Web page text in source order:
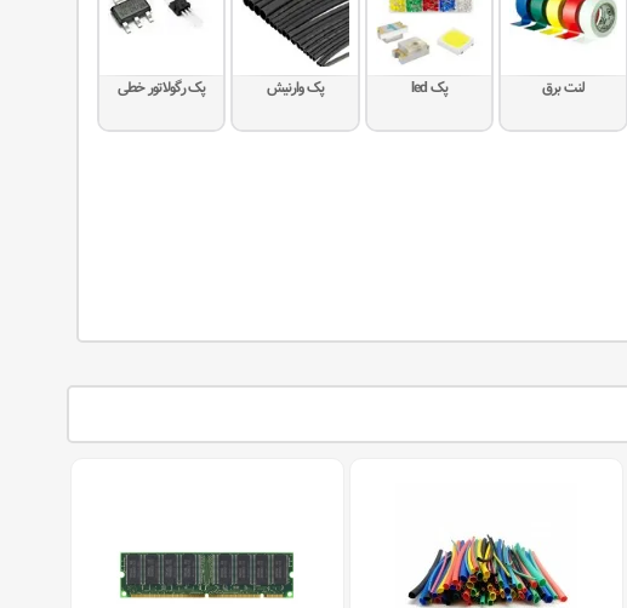
لنت برق پک led پک وارنیش پک رگولاتور خطی